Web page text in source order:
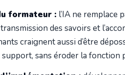
formateur : l’IA ne remplace
des savoirs et
craignent aussi d’être
support, sans éroder la fonction